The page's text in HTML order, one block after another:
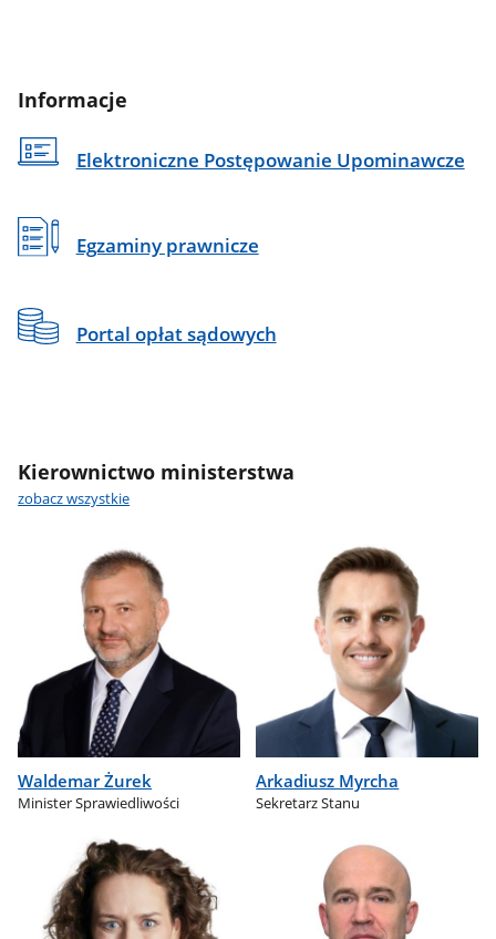
Informacje
Elektroniczne Postępowanie Upominawcze
Egzaminy prawnicze
Portal opłat sądowych
Kierownictwo ministerstwa
zobacz wszystkie
Waldemar Żurek
Minister Sprawiedliwości
Arkadiusz Myrcha
Sekretarz Stanu